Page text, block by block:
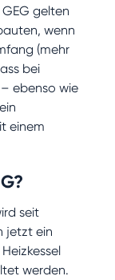
gelten
wenn
(mehr
bei
ebenso wie
einem
seit
jetzt ein
werden.